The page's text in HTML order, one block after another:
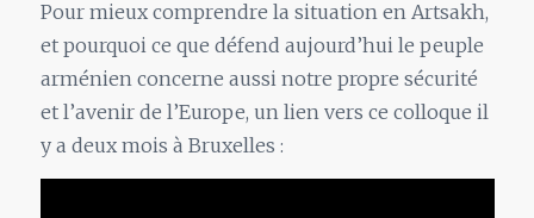
Pour mieux comprendre la situation en Artsakh,
et pourquoi ce que défend aujourd’hui le peuple
arménien concerne aussi notre propre sécurité
et l’avenir de l’Europe, un lien vers ce colloque il
y a deux mois à Bruxelles :